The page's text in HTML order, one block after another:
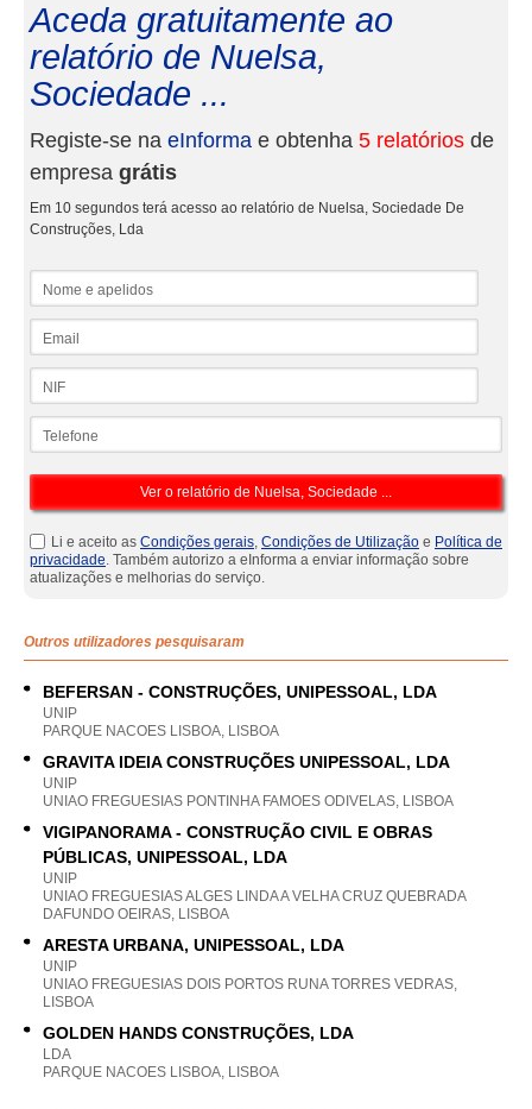
Aceda gratuitamente ao
relatório de Nuelsa,
Sociedade ...
Registe-se na eInforma e obtenha 5 relatórios de
empresa grátis
Em 10 segundos terá acesso ao relatório de Nuelsa, Sociedade De
Construções, Lda
Li e aceito as Condições gerais, Condições de Utilização e Política de
privacidade. Também autorizo a eInforma a enviar informação sobre
atualizações e melhorias do serviço.
Outros utilizadores pesquisaram
BEFERSAN - CONSTRUÇÕES, UNIPESSOAL, LDA
UNIP
PARQUE NACOES LISBOA, LISBOA
GRAVITA IDEIA CONSTRUÇÕES UNIPESSOAL, LDA
UNIP
UNIAO FREGUESIAS PONTINHA FAMOES ODIVELAS, LISBOA
VIGIPANORAMA - CONSTRUÇÃO CIVIL E OBRAS
PÚBLICAS, UNIPESSOAL, LDA
UNIP
UNIAO FREGUESIAS ALGES LINDA A VELHA CRUZ QUEBRADA
DAFUNDO OEIRAS, LISBOA
ARESTA URBANA, UNIPESSOAL, LDA
UNIP
UNIAO FREGUESIAS DOIS PORTOS RUNA TORRES VEDRAS,
LISBOA
GOLDEN HANDS CONSTRUÇÕES, LDA
LDA
PARQUE NACOES LISBOA, LISBOA